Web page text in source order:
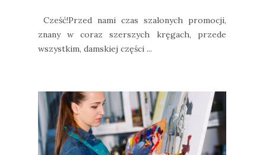
Cześć!Przed nami czas szalonych promocji,
znany w coraz szerszych kręgach, przede
wszystkim, damskiej części ...